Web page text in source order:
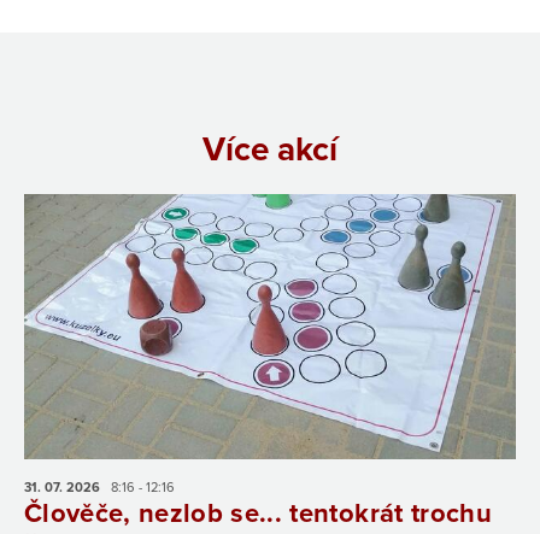
Více akcí
31. 07. 2026 8:16 - 12:16
Člověče, nezlob se... tentokrát trochu